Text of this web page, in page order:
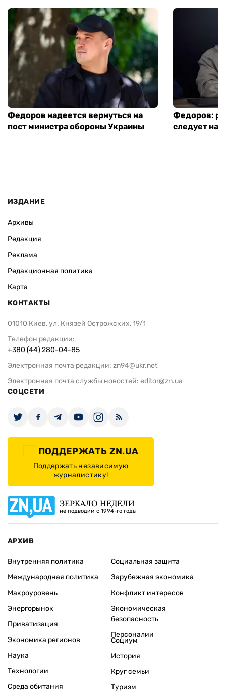
Федоров надеется вернуться на
пост министра обороны Украины
Федоров:
следует
ИЗДАНИЕ
Архивы
Редакция
Реклама
Редакционная политика
Карта
КОНТАКТЫ
01010 Киев, ул. Князей Острожских, 19/1
Телефон редакции:
+380 (44) 280-04-85
Электронная почта редакции: zn94@ukr.net
Электронная почта службы новостей: editor@zn.ua
СОЦСЕТИ
ПОДДЕРЖАТЬ ZN.UA
Поддержать независимую
журналистику!
ЗЕРКАЛО НЕДЕЛИ
не подводим с 1994-го года
АРХИВ
Внутренняя политика
Международная политика
Макроуровень
Энергорынок
Приватизация
Экономика регионов
Социальная защита
Зарубежная экономика
Конфликт интересов
Экономическая
безопасность
Персоналии
Наука
Технологии
Среда обитания
Социум
История
Круг семьи
Туризм